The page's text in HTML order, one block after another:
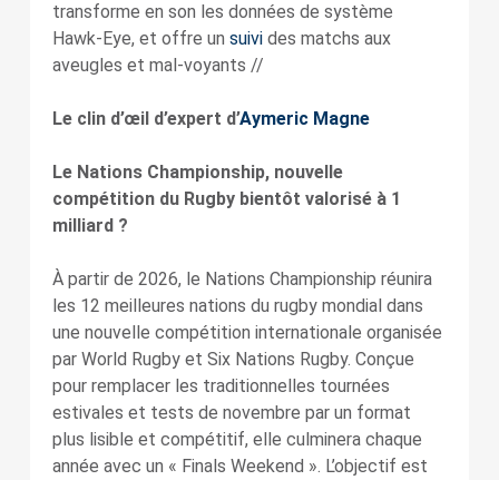
transforme en son les données de système
Hawk-Eye, et offre un suivides matchs aux
aveugles et mal-voyants //
Le clin d’œil d’expert d’Aymeric Magne
Le Nations Championship, nouvelle
compétition du Rugby bientôt valorisé à 1
milliard ?
À partir de 2026, le Nations Championship réunira
les 12 meilleures nations du rugby mondial dans
une nouvelle compétition internationale organisée
par World Rugby et Six Nations Rugby. Conçue
pour remplacer les traditionnelles tournées
estivales et tests de novembre par un format
plus lisible et compétitif, elle culminera chaque
année avec un « Finals Weekend ». L’objectif est